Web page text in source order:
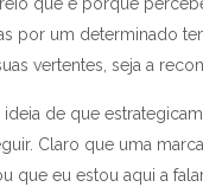
por um determinado
vertentes, seja a
ideia de que
Claro que uma
que eu estou aqui a